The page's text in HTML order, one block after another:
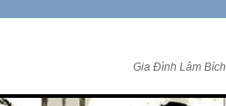
Gia Đình Lâm Bích